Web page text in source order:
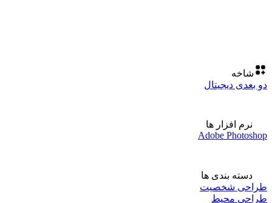
شاخه
دو بعدی دیجیتال
نرم افزار ها
Adobe Photoshop
دسته بندی ها
طراحی شخصیت
طراحی محیط